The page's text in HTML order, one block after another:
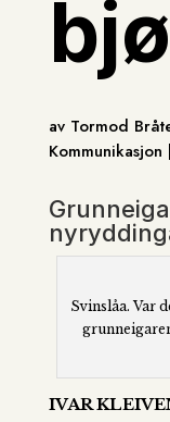
av Tormod
Svinslåa. Var
IVAR